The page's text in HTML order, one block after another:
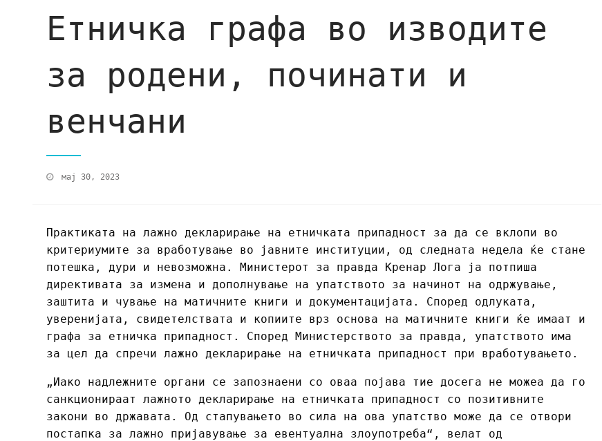
Етничка графа во изводите
за родени, починати и
венчани
мај 30, 2023
Практиката на лажно декларирање на етничката припадност за да се вклопи во
критериумите за вработување во јавните институции, од следната недела ќе стане
потешка, дури и невозможна. Министерот за правда Кренар Лога ја потпиша
директивата за измена и дополнување на упатството за начинот на одржување,
заштита и чување на матичните книги и документацијата. Според одлуката,
уверенијата, свидетелствата и копиите врз основа на матичните книги ќе имаат и
графа за етничка припадност. Според Министерството за правда, упатството има
за цел да спречи лажно декларирање на етничката припадност при вработувањето.
„Иако надлежните органи се запознаени со оваа појава тие досега не можеа да го
санкционираат лажното декларирање на етничката припадност со позитивните
закони во државата. Од стапувањето во сила на ова упатство може да се отвори
постапка за лажно пријавување за евентуална злоупотреба“, велат од